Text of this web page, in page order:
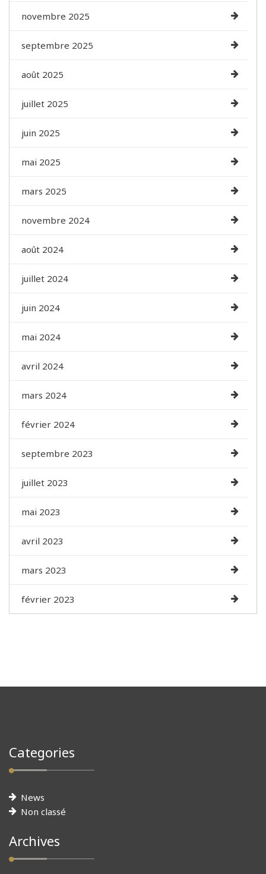
novembre 2025
septembre 2025
août 2025
juillet 2025
juin 2025
mai 2025
mars 2025
novembre 2024
août 2024
juillet 2024
juin 2024
mai 2024
avril 2024
mars 2024
février 2024
septembre 2023
juillet 2023
mai 2023
avril 2023
mars 2023
février 2023
Categories
News
Non classé
Archives